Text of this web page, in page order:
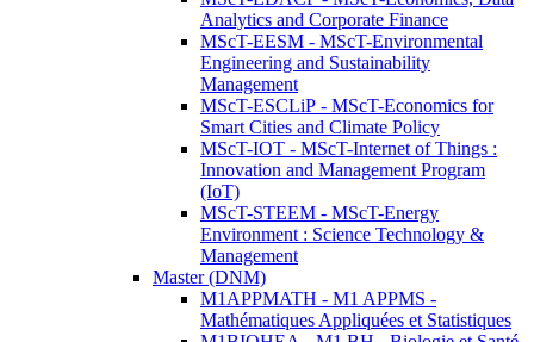
Analytics and Corporate Finance
MScT-EESM - MScT-Environmental
Engineering and Sustainability
Management
MScT-ESCLiP - MScT-Economics for
Smart Cities and Climate Policy
MScT-IOT - MScT-Internet of Things :
Innovation and Management Program
(IoT)
MScT-STEEM - MScT-Energy
Environment : Science Technology &
Management
Master (DNM)
M1APPMATH - M1 APPMS -
Mathématiques Appliquées et Statistiques